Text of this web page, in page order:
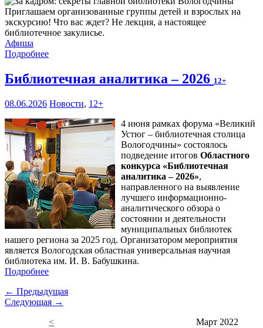
Приглашаем организованные группы детей и взрослых на
экскурсию! Что вас ждет? Не лекция, а настоящее
библиотечное закулисье.
Афиша
Подробнее
Библиотечная аналитика – 2026 12+
08.06.2026 Новости, 12+
4 июня рамках форума «Великий
Устюг – библиотечная столица
Вологодчины» состоялось
подведение итогов Областного
конкурса «Библиотечная
аналитика – 2026»,
направленного на выявление
лучшего информационно-
аналитического обзора о
состоянии и деятельности
муниципальных библиотек
нашего региона за 2025 год. Организатором мероприятия
является Вологодская областная универсальная научная
библиотека им. И. В. Бабушкина.
Подробнее
← Предыдущая
Следующая →
<
Март 2022